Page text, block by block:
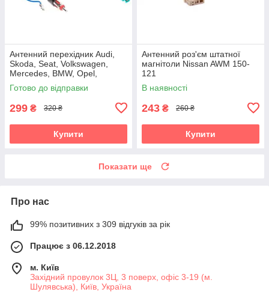
Антенний перехідник Audi,
Skoda, Seat, Volkswagen,
Mercedes, BMW, Opel,
Citroen, Peugeot, Renault
Carav 13-008
Готово до відправки
299 ₴ 320 ₴
Купити
Антенний роз'єм штатної
магнітоли Nissan AWM 150-
121
В наявності
243 ₴ 260 ₴
Купити
Показати ще
Про нас
99% позитивних з 309 відгуків за рік
Працює з 06.12.2018
м. Київ
Західний провулок 3Ц, 3 поверх, офіс 3-19 (м.
Шулявська), Київ, Україна